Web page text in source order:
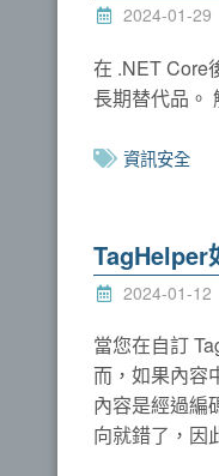
2024-01-29
在 .NET Core
長期替代品。
資訊安全
TagHelper
2024-01-12
當您在自訂
而，如果內容
內容是經過編
向就錯了，因